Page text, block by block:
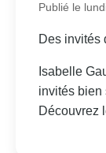
Publié le
Des
Isabelle
invités bien
Découvrez